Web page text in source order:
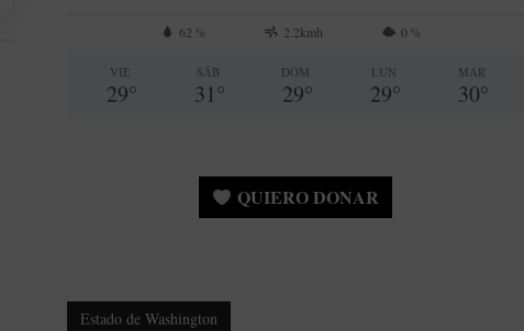
62 % 2.2kmh 0 %
VIE
29°
SÁB
31°
DOM
29°
LUN
29°
MAR
30°
QUIERO DONAR
Estado de Washington